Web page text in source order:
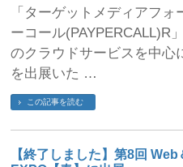
「ターゲットメディアフ
ーコール(PAYPERCALL)R
のクラウドサービスを中心
を出展いた …
この記事を読む
【終了しました】第8回